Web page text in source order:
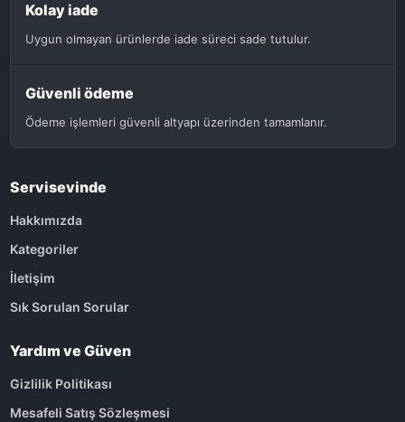
Kolay iade
Uygun olmayan ürünlerde iade süreci sade tutulur.
Güvenli ödeme
Ödeme işlemleri güvenli altyapı üzerinden tamamlanır.
Servisevinde
Hakkımızda
Kategoriler
İletişim
Sık Sorulan Sorular
Yardım ve Güven
Gizlilik Politikası
Mesafeli Satış Sözleşmesi